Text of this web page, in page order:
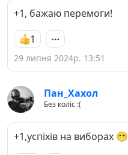
+1, бажаю перемоги!
1
29 липня 2024р. 13:51
Пан_Хахол
Без коліс :(
+1,успіхів на виборах 😁